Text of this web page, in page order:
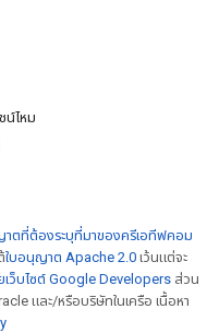
น์ไหม
าตที่ต้องระบุที่มาของครีเอทีฟคอม
ใบอนุญาต Apache 2.0 เว้นแต่จะ
เว็บไซต์ Google Developers ส่วน
และ/หรือบริษัทในเครือ เนื้อหา